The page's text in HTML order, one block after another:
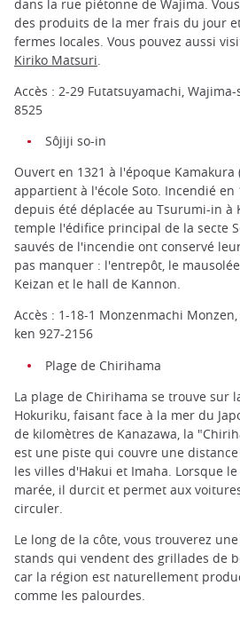
dans la rue piétonne de Wajima.
des produits de la mer frais du jour
fermes locales. Vous pouvez aussi
Kiriko Matsuri
Accès : 2-29 Futatsuyamachi,
8525
Sôjiji so-in
Ouvert en 1321 à l'époque Kamakura
appartient à l'école Soto. Incendié en
depuis été déplacée au Tsurumi-in à
temple l'édifice principal de la secte
sauvés de l'incendie ont conservé
pas manquer : l'entrepôt, le
Keizan et le hall de Kannon.
Accès : 1-18-1 Monzenmachi
ken 927-2156
Plage de Chirihama
La plage de Chirihama se trouve sur
Hokuriku, faisant face à la mer du
de kilomètres de Kanazawa, la
est une piste qui couvre une
les villes d'Hakui et Imaha. Lorsque
marée, il durcit et permet aux
circuler.
Le long de la côte, vous trouverez
stands qui vendent des grillades de
car la région est naturellement
comme les palourdes.